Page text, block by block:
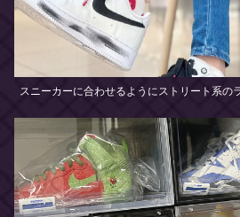
スニーカーに合わせるようにストリート系の